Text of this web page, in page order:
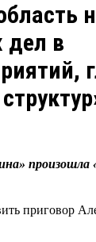
дел в
произошла
приговор